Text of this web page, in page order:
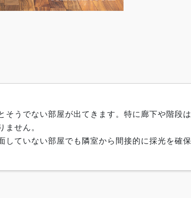
うでない部屋が出てきます。特に廊下や階段は
せん。
ていない部屋でも隣室から間接的に採光を確保